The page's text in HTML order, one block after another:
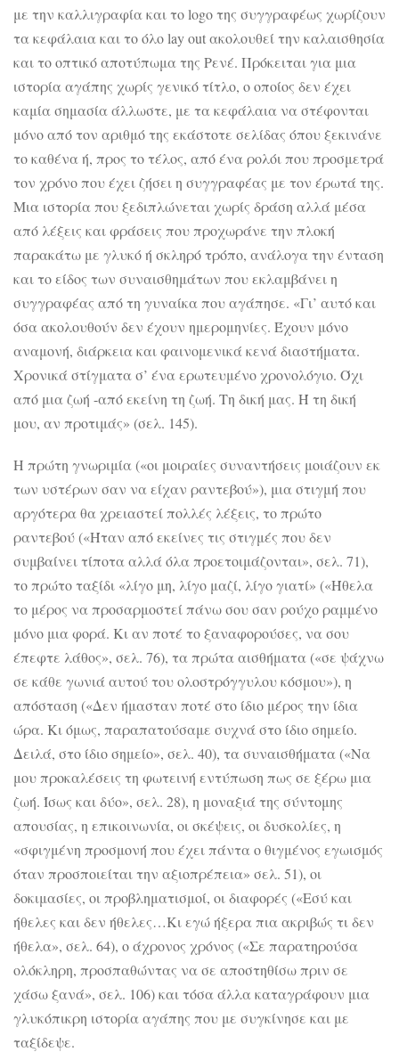
με την καλλιγραφία και το logo της συγγραφέως χωρίζουν
τα κεφάλαια και το όλο lay out ακολουθεί την καλαισθησία
και το οπτικό αποτύπωμα της Ρενέ. Πρόκειται για μια
ιστορία αγάπης χωρίς γενικό τίτλο, ο οποίος δεν έχει
καμία σημασία άλλωστε, με τα κεφάλαια να στέφονται
μόνο από τον αριθμό της εκάστοτε σελίδας όπου ξεκινάνε
το καθένα ή, προς το τέλος, από ένα ρολόι που προσμετρά
τον χρόνο που έχει ζήσει η συγγραφέας με τον έρωτά της.
Μια ιστορία που ξεδιπλώνεται χωρίς δράση αλλά μέσα
από λέξεις και φράσεις που προχωράνε την πλοκή
παρακάτω με γλυκό ή σκληρό τρόπο, ανάλογα την ένταση
και το είδος των συναισθημάτων που εκλαμβάνει η
συγγραφέας από τη γυναίκα που αγάπησε. «Γι’ αυτό και
όσα ακολουθούν δεν έχουν ημερομηνίες. Έχουν μόνο
αναμονή, διάρκεια και φαινομενικά κενά διαστήματα.
Χρονικά στίγματα σ’ ένα ερωτευμένο χρονολόγιο. Όχι
από μια ζωή -από εκείνη τη ζωή. Τη δική μας. Ή τη δική
μου, αν προτιμάς» (σελ. 145).
Η πρώτη γνωριμία («οι μοιραίες συναντήσεις μοιάζουν εκ
των υστέρων σαν να είχαν ραντεβού»), μια στιγμή που
αργότερα θα χρειαστεί πολλές λέξεις, το πρώτο
ραντεβού («Ήταν από εκείνες τις στιγμές που δεν
συμβαίνει τίποτα αλλά όλα προετοιμάζονται», σελ. 71),
το πρώτο ταξίδι «λίγο μη, λίγο μαζί, λίγο γιατί» («Ήθελα
το μέρος να προσαρμοστεί πάνω σου σαν ρούχο ραμμένο
μόνο μια φορά. Κι αν ποτέ το ξαναφορούσες, να σου
έπεφτε λάθος», σελ. 76), τα πρώτα αισθήματα («σε ψάχνω
σε κάθε γωνιά αυτού του ολοστρόγγυλου κόσμου»), η
απόσταση («Δεν ήμασταν ποτέ στο ίδιο μέρος την ίδια
ώρα. Κι όμως, παραπατούσαμε συχνά στο ίδιο σημείο.
Δειλά, στο ίδιο σημείο», σελ. 40), τα συναισθήματα («Να
μου προκαλέσεις τη φωτεινή εντύπωση πως σε ξέρω μια
ζωή. Ίσως και δύο», σελ. 28), η μοναξιά της σύντομης
απουσίας, η επικοινωνία, οι σκέψεις, οι δυσκολίες, η
«σφιγμένη προσμονή που έχει πάντα ο θιγμένος εγωισμός
όταν προσποιείται την αξιοπρέπεια» σελ. 51), οι
δοκιμασίες, οι προβληματισμοί, οι διαφορές («Εσύ και
ήθελες και δεν ήθελες…Κι εγώ ήξερα πια ακριβώς τι δεν
ήθελα», σελ. 64), ο άχρονος χρόνος («Σε παρατηρούσα
ολόκληρη, προσπαθώντας να σε αποστηθίσω πριν σε
χάσω ξανά», σελ. 106) και τόσα άλλα καταγράφουν μια
γλυκόπικρη ιστορία αγάπης που με συγκίνησε και με
ταξίδεψε.